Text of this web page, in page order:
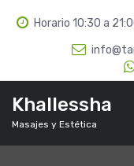
c
Horario 10:30 a
Khallessha
Masajes y Estética